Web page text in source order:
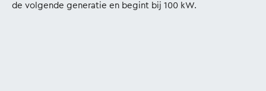
de volgende generatie en begint bij 100 kW.